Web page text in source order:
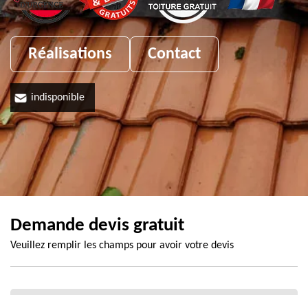
Réalisations Contact
indisponible
Demande devis gratuit
Veuillez remplir les champs pour avoir votre devis